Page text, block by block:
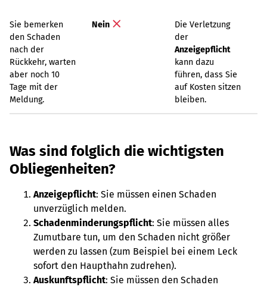
Sie bemerken
den Schaden
nach der
Rückkehr, warten
aber noch 10
Tage mit der
Meldung.
Nein
Die Verletzung
der
Anzeigepflicht
kann dazu
führen, dass Sie
auf Kosten sitzen
bleiben.
Was sind folglich die wichtigsten
Obliegenheiten?
Anzeigepflicht: Sie müssen einen Schaden
unverzüglich melden.
Schadenminderungspflicht: Sie müssen alles
Zumutbare tun, um den Schaden nicht größer
werden zu lassen (zum Beispiel bei einem Leck
sofort den Haupthahn zudrehen).
Auskunftspflicht: Sie müssen den Schaden